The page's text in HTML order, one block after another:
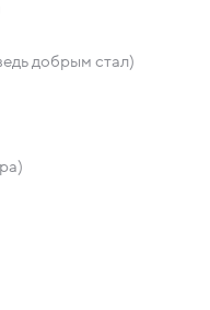
добрым стал)